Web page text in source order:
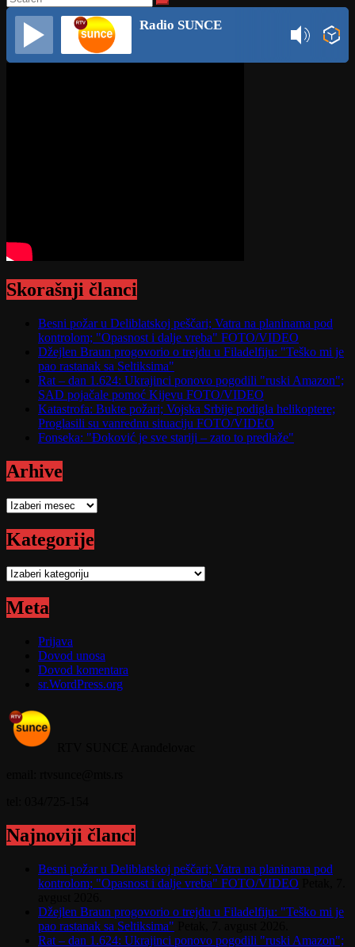
Radio SUNCE
Skorašnji članci
Besni požar u Deliblatskoj peščari; Vatra na planinama pod
kontrolom; "Opasnost i dalje vreba" FOTO/VIDEO
Džejlen Braun progovorio o trejdu u Filadelfiju: "Teško mi je
pao rastanak sa Seltiksima"
Rat – dan 1.624: Ukrajinci ponovo pogodili "ruski Amazon";
SAD pojačale pomoć Kijevu FOTO/VIDEO
Katastrofa: Bukte požari; Vojska Srbije podigla helikoptere;
Proglasili su vanrednu situaciju FOTO/VIDEO
Fonseka: "Đoković je sve stariji – zato to predlaže"
Arhive
Arhive
Kategorije
Kategorije
Meta
Prijava
Dovod unosa
Dovod komentara
sr.WordPress.org
Najnoviji članci
Besni požar u Deliblatskoj peščari; Vatra na planinama pod
kontrolom; "Opasnost i dalje vreba" FOTO/VIDEO
Džejlen Braun progovorio o trejdu u Filadelfiju: "Teško mi je
pao rastanak sa Seltiksima"
Rat – dan 1.624: Ukrajinci ponovo pogodili "ruski Amazon";